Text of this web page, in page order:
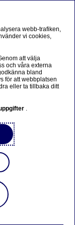
eller
på uppdrag
om
webb-trafiken,
vi cookies,
att välja
och våra externa
bland
för att webbplatsen
eller ta tillbaka ditt
.